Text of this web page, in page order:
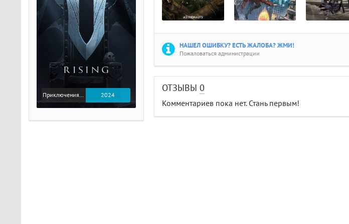
НАШЕЛ ОШИБКУ? ЕСТЬ ЖАЛОБА? ЖМИ!
Пожаловаться администрации
ОТЗЫВЫ 0
Комментариев пока нет. Стань первым!
Приключения / Экшен 2024